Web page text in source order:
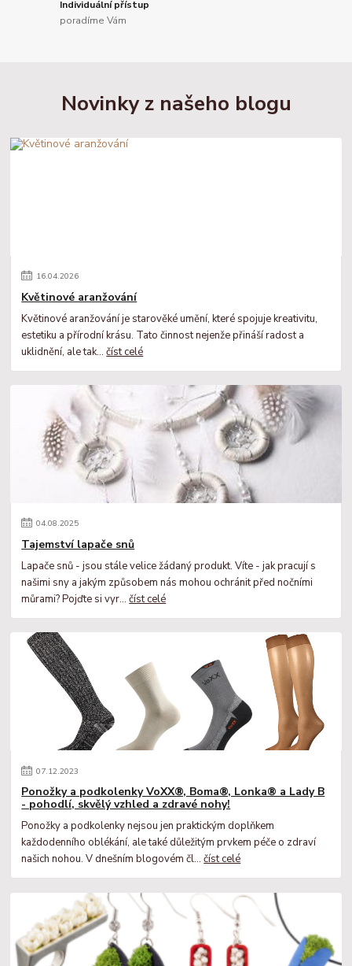
Individuální přístup
poradíme Vám
Novinky z našeho blogu
16.04.2026
Květinové aranžování
Květinové aranžování je starověké umění, které spojuje kreativitu,
estetiku a přírodní krásu. Tato činnost nejenže přináší radost a
uklidnění, ale tak...číst celé
04.08.2025
Tajemství lapače snů
Lapače snů - jsou stále velice žádaný produkt. Víte - jak pracují s
našimi sny a jakým způsobem nás mohou ochránit před nočními
můrami? Pojďte si vyr...číst celé
07.12.2023
Ponožky a podkolenky VoXX®, Boma®, Lonka® a Lady B
- pohodlí, skvělý vzhled a zdravé nohy!
Ponožky a podkolenky nejsou jen praktickým doplňkem
každodenního oblékání, ale také důležitým prvkem péče o zdraví
našich nohou. V dnešním blogovém čl...číst celé